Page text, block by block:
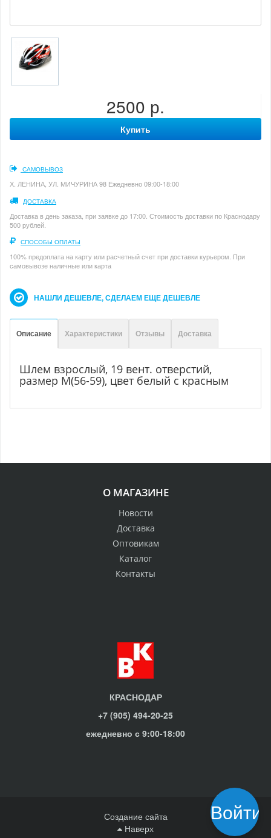
2500 р.
Купить
САМОВЫВОЗ
Х. ЛЕНИНА, УЛ. МИЧУРИНА 98 Ежедневно 09:00-18:00
ДОСТАВКА
Доставка в день заказа, при заявке до 17:00. Стоимость доставки по Краснодару
500 рублей.
СПОСОБЫ ОПЛАТЫ
100% предоплата на карту или расчетный счет при доставки курьером. При
самовывозе наличные или карта
НАШЛИ ДЕШЕВЛЕ, СДЕЛАЕМ ЕЩЕ ДЕШЕВЛЕ
Описание Характеристики Отзывы Доставка
Шлем взрослый, 19 вент. отверстий,
размер M(56-59), цвет белый с красным
О МАГАЗИНЕ
Новости
Доставка
Оптовикам
Каталог
Контакты
КРАСНОДАР
+7 (905) 494-20-25
ежедневно с 9:00-18:00
Создание сайта
Наверх
Войти